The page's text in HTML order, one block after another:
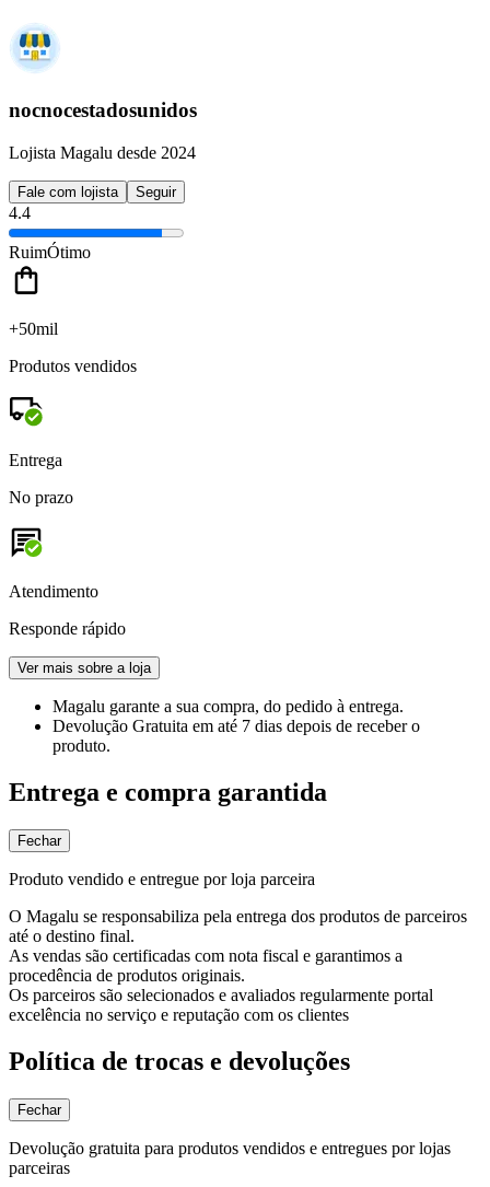
nocnocestadosunidos
Lojista Magalu desde 2024
Fale com lojista Seguir
4.4
RuimÓtimo
+50mil
Produtos vendidos
Entrega
No prazo
Atendimento
Responde rápido
Ver mais sobre a loja
Magalu garante a sua compra, do pedido à entrega.
Devolução Gratuita em até 7 dias depois de receber o
produto.
Entrega e compra garantida
Fechar
Produto vendido e entregue por loja parceira
O Magalu se responsabiliza pela entrega dos produtos de parceiros
até o destino final.
As vendas são certificadas com nota fiscal e garantimos a
procedência de produtos originais.
Os parceiros são selecionados e avaliados regularmente portal
excelência no serviço e reputação com os clientes
Política de trocas e devoluções
Fechar
Devolução gratuita para produtos vendidos e entregues por lojas
parceiras